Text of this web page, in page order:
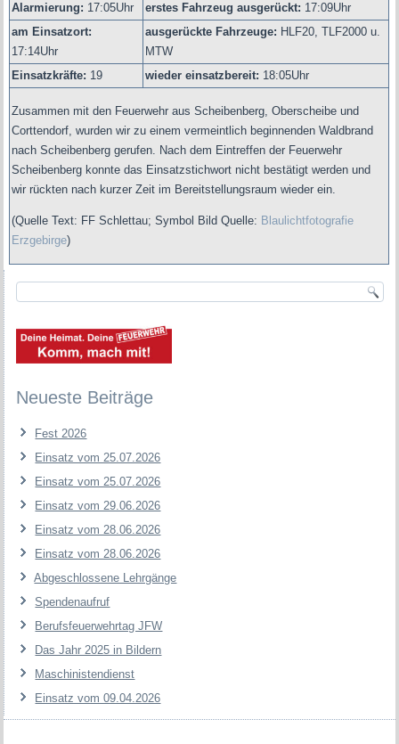
Alarmierung: 17:05Uhr erstes Fahrzeug ausgerückt: 17:09Uhr
am Einsatzort:
17:14Uhr
ausgerückte Fahrzeuge: HLF20,TLF2000 u.
MTW
Einsatzkräfte: 19 wieder einsatzbereit: 18:05Uhr
Zusammen mit den Feuerwehr aus Scheibenberg, Oberscheibe und
Corttendorf, wurden wir zu einem vermeintlich beginnenden Waldbrand
nach Scheibenberg gerufen. Nach dem Eintreffen der Feuerwehr
Scheibenberg konnte das Einsatzstichwort nicht bestätigt werden und
wir rückten nach kurzer Zeit im Bereitstellungsraum wieder ein.
(Quelle Text: FF Schlettau;Symbol Bild Quelle: Blaulichtfotografie
Erzgebirge)
Neueste Beiträge
Fest 2026
Einsatz vom 25.07.2026
Einsatz vom 25.07.2026
Einsatz vom 29.06.2026
Einsatz vom 28.06.2026
Einsatz vom 28.06.2026
Abgeschlossene Lehrgänge
Spendenaufruf
Berufsfeuerwehrtag JFW
Das Jahr 2025 in Bildern
Maschinistendienst
Einsatz vom 09.04.2026